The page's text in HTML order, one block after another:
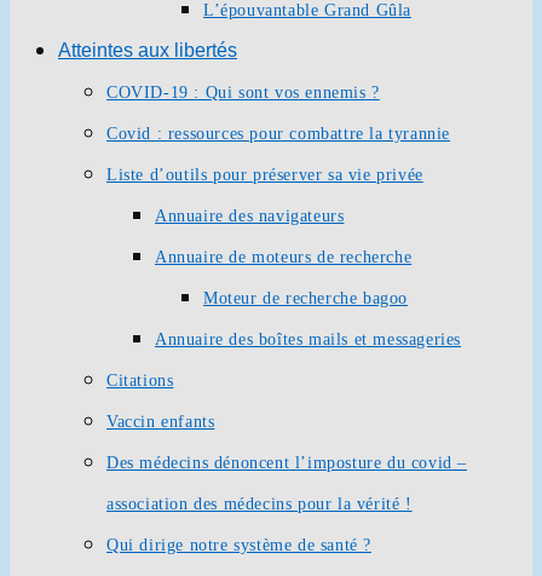
L’épouvantable Grand Gûla
Atteintes aux libertés
COVID-19 : Qui sont vos ennemis ?
Covid : ressources pour combattre la tyrannie
Liste d’outils pour préserver sa vie privée
Annuaire des navigateurs
Annuaire de moteurs de recherche
Moteur de recherche bagoo
Annuaire des boîtes mails et messageries
Citations
Vaccin enfants
Des médecins dénoncent l’imposture du covid –
association des médecins pour la vérité !
Qui dirige notre système de santé ?